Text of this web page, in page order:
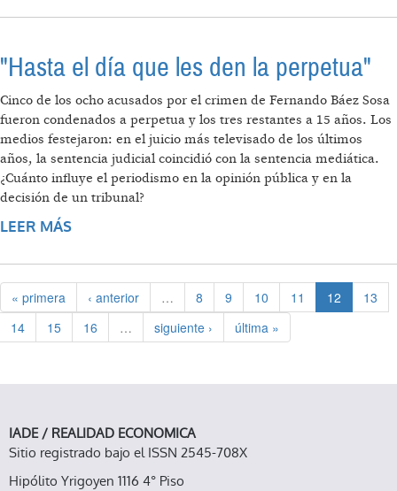
"Hasta el día que les den la perpetua"
Cinco de los ocho acusados por el crimen de Fernando Báez Sosa
fueron condenados a perpetua y los tres restantes a 15 años. Los
medios festejaron: en el juicio más televisado de los últimos
años, la sentencia judicial coincidió con la sentencia mediática.
¿Cuánto influye el periodismo en la opinión pública y en la
decisión de un tribunal?
LEER MÁS
« primera ‹ anterior … 8 9 10 11 12
13
14
15 16 … siguiente › última »
IADE / REALIDAD ECONOMICA
Sitio registrado bajo el ISSN 2545-708X
Hipólito Yrigoyen 1116 4° Piso